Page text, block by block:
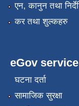
एन, कानुन तथा
कर तथा शुल्कहरु
eGov
घटना दर्ता
सामाजिक सुरक्षा